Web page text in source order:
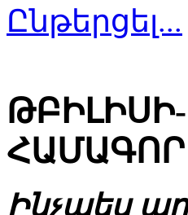
Ընթերցել...
Ինչպես